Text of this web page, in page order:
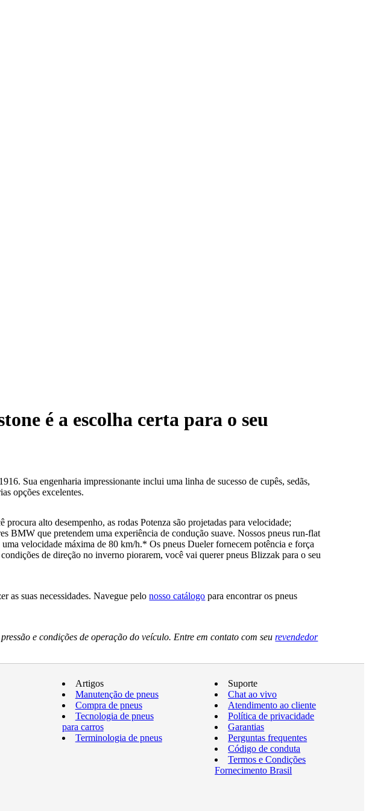
é a escolha certa para o seu
Sua engenharia impressionante inclui uma linha de sucesso de cupês, sedãs,
opções excelentes.
alto desempenho, as rodas Potenza são projetadas para velocidade;
BMW que pretendem uma experiência de condução suave. Nossos pneus run-flat
velocidade máxima de 80 km/h.* Os pneus Dueler fornecem potência e força
de direção no inverno piorarem, você vai querer pneus Blizzak para o seu
as suas necessidades. Navegue pelonosso catálogo para encontrar os pneus
e condições de operação do veículo. Entre em contato com seurevendedor
Artigos
Manutenção de pneus
Compra de pneus
Tecnologia de pneus
para carros
Terminologia de pneus
Suporte
Chat ao vivo
Atendimento ao cliente
Política de privacidade
Garantias
Perguntas frequentes
Código de conduta
Termos e Condições
Fornecimento Brasil